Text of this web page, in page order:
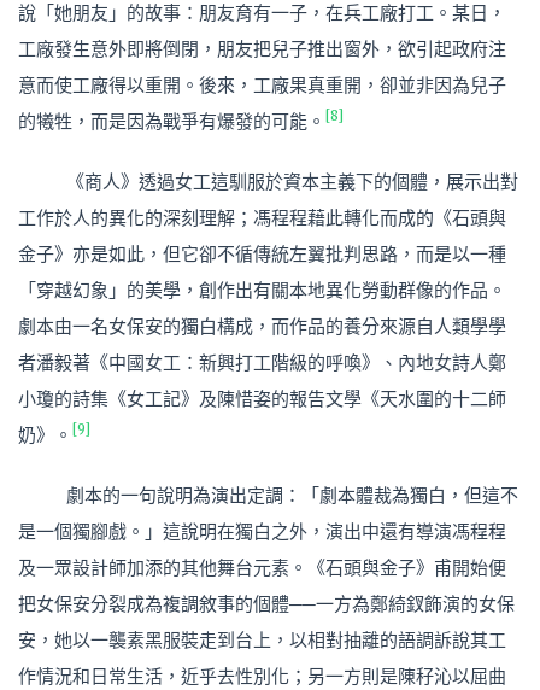
說「她朋友」的故事：朋友育有一子，在兵工廠打工。某日，
工廠發生意外即將倒閉，朋友把兒子推出窗外，欲引起政府注
意而使工廠得以重開。後來，工廠果真重開，卻並非因為兒子
的犧牲，而是因為戰爭有爆發的可能。
[8]
《商人》透過女工這馴服於資本主義下的個體，展示出對
工作於人的異化的深刻理解；馮程程藉此轉化而成的《石頭與
金子》亦是如此，但它卻不循傳統左翼批判思路，而是以一種
「穿越幻象」的美學，創作出有關本地異化勞動群像的作品。
劇本由一名女保安的獨白構成，而作品的養分來源自人類學學
者潘毅著《中國女工：新興打工階級的呼喚》、內地女詩人鄭
小瓊的詩集《女工記》及陳惜姿的報告文學《天水圍的十二師
奶》。
[9]
劇本的一句說明為演出定調：「劇本體裁為獨白，但這不
是一個獨腳戲。」這說明在獨白之外，演出中還有導演馮程程
及一眾設計師加添的其他舞台元素。《石頭與金子》甫開始便
把女保安分裂成為複調敘事的個體──一方為鄭綺釵飾演的女保
安，她以一襲素黑服裝走到台上，以相對抽離的語調訴說其工
作情況和日常生活，近乎去性別化；另一方則是陳秄沁以屈曲